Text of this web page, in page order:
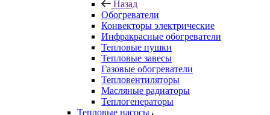
Назад
Обогреватели
Конвекторы электрические
Инфракрасные обогреватели
Тепловые пушки
Тепловые завесы
Газовые обогреватели
Тепловентиляторы
Масляные радиаторы
Теплогенераторы
Тепловые насосы